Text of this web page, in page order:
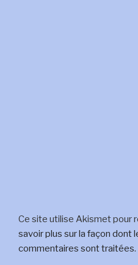
Ce site utilise Akismet pour
savoir plus sur la façon dont
commentaires sont traitées.